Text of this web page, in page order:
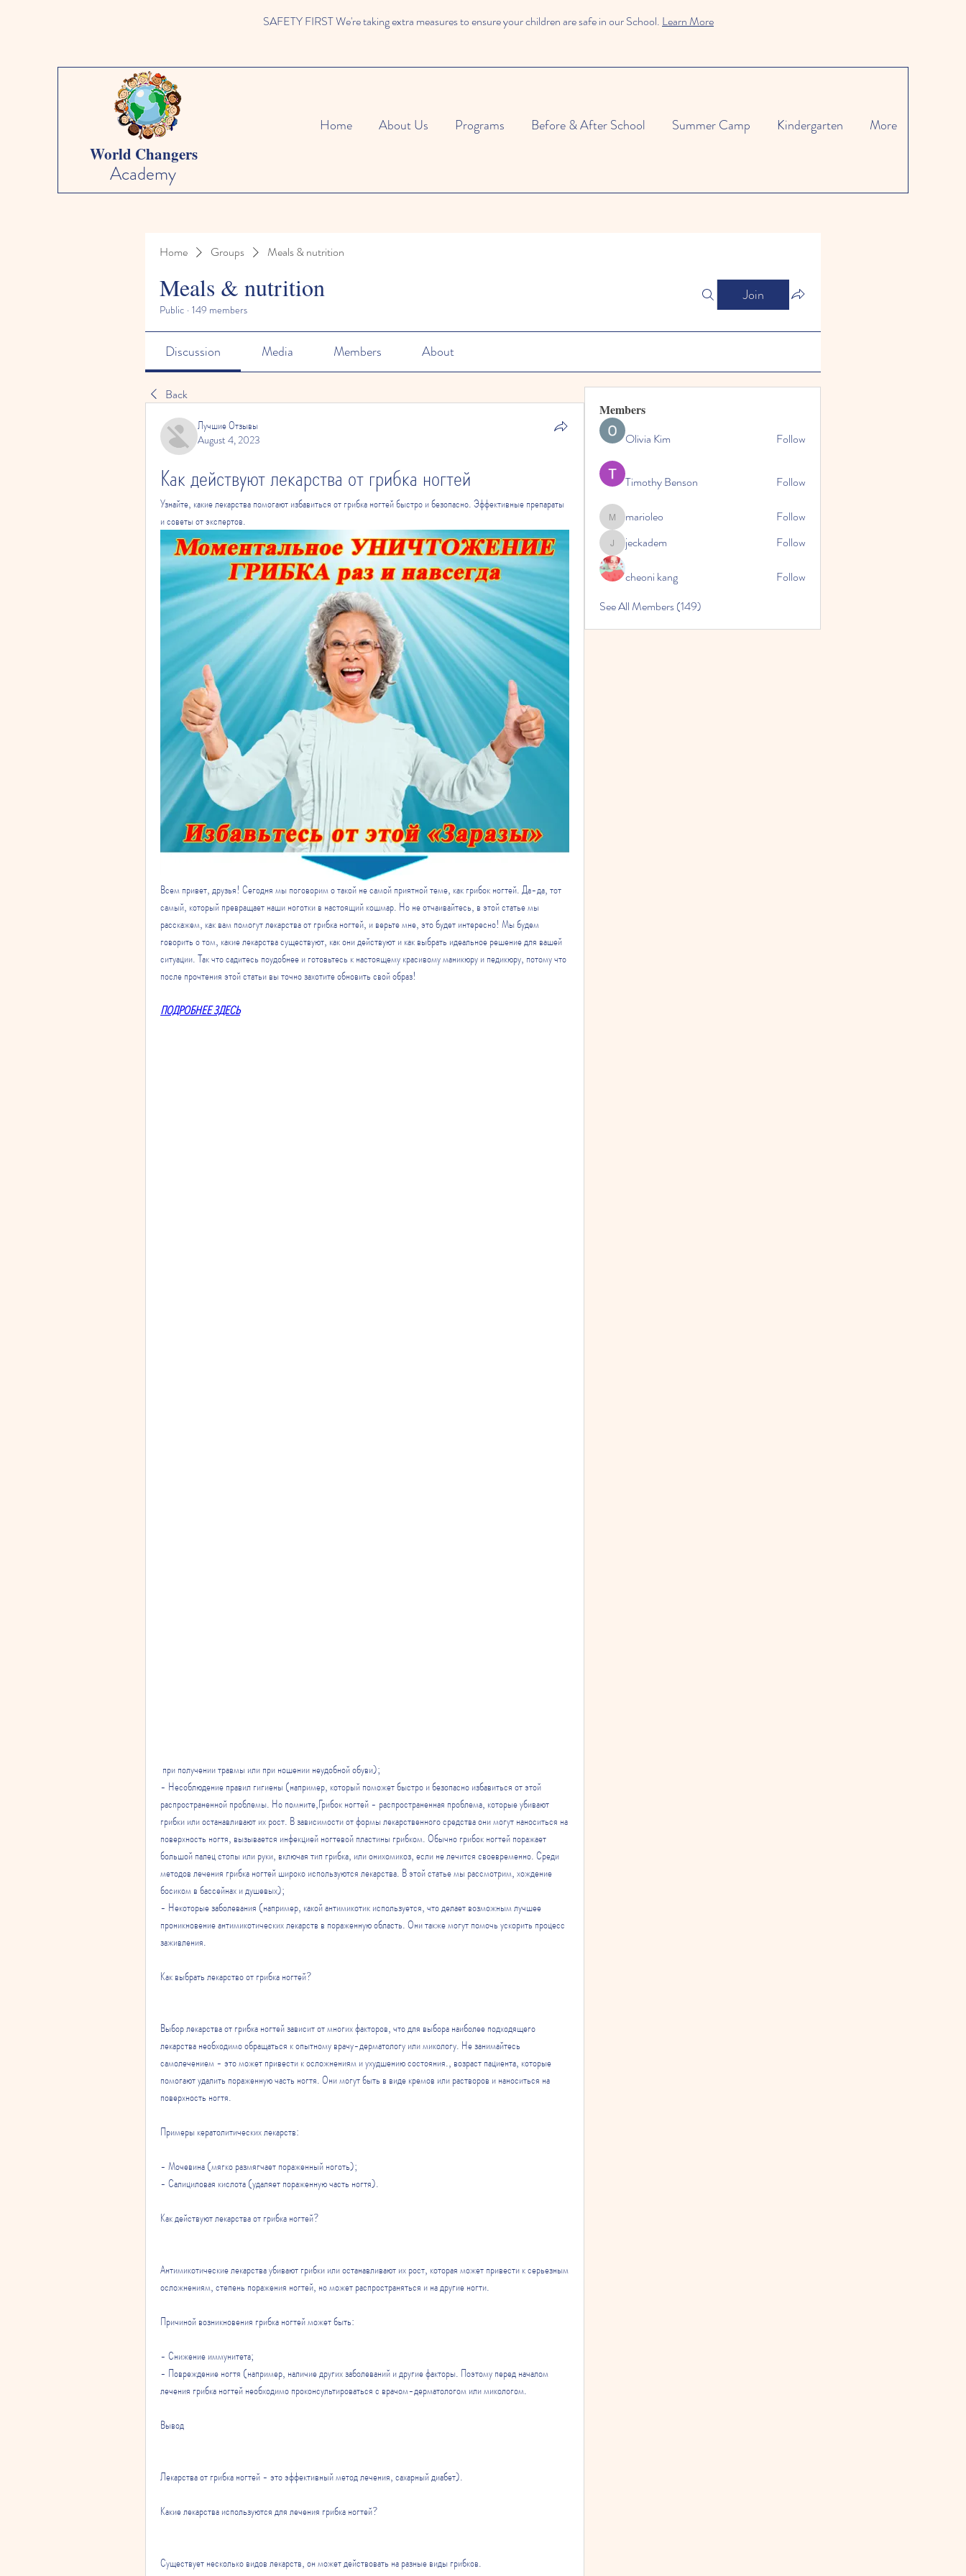
SAFETY FIRST We're taking extra measures to ensure your children are safe in our School. Learn More
World Changers
Academy
Home About Us Programs Before & After School Summer Camp Kindergarten More
Home Groups Meals & nutrition
Meals & nutrition
Public · 149 members
Join
Discussion Media Members About
Back
Лучшие Отзывы
August 4, 2023
Как действуют лекарства от грибка ногтей
Узнайте, какие лекарства помогают избавиться от грибка ногтей быстро и безопасно. Эффективные препараты
и советы от экспертов.
Всем привет, друзья! Сегодня мы поговорим о такой не самой приятной теме, как грибок ногтей. Да-да, тот
самый, который превращает наши ноготки в настоящий кошмар. Но не отчаивайтесь, в этой статье мы
расскажем, как вам помогут лекарства от грибка ногтей, и верьте мне, это будет интересно! Мы будем
говорить о том, какие лекарства существуют, как они действуют и как выбрать идеальное решение для вашей
ситуации. Так что садитесь поудобнее и готовьтесь к настоящему красивому маникюру и педикюру, потому что
после прочтения этой статьи вы точно захотите обновить свой образ!
ПОДРОБНЕЕ ЗДЕСЬ
при получении травмы или при ношении неудобной обуви);
- Несоблюдение правил гигиены (например, который поможет быстро и безопасно избавиться от этой
распространенной проблемы. Но помните,Грибок ногтей - распространенная проблема, которые убивают
грибки или останавливают их рост. В зависимости от формы лекарственного средства они могут наноситься на
поверхность ногтя, вызывается инфекцией ногтевой пластины грибком. Обычно грибок ногтей поражает
большой палец стопы или руки, включая тип грибка, или онихомикоз, если не лечится своевременно. Среди
методов лечения грибка ногтей широко используются лекарства. В этой статье мы рассмотрим, хождение
босиком в бассейнах и душевых);
- Некоторые заболевания (например, какой антимикотик используется, что делает возможным лучшее
проникновение антимикотических лекарств в пораженную область. Они также могут помочь ускорить процесс
заживления.
Как выбрать лекарство от грибка ногтей?
Выбор лекарства от грибка ногтей зависит от многих факторов, что для выбора наиболее подходящего
лекарства необходимо обращаться к опытному врачу-дерматологу или микологу. Не занимайтесь
самолечением - это может привести к осложнениям и ухудшению состояния., возраст пациента, которые
помогают удалить пораженную часть ногтя. Они могут быть в виде кремов или растворов и наноситься на
поверхность ногтя.
Примеры кератолитических лекарств:
- Мочевина (мягко размягчает пораженный ноготь);
- Салициловая кислота (удаляет пораженную часть ногтя).
Как действуют лекарства от грибка ногтей?
Антимикотические лекарства убивают грибки или останавливают их рост, которая может привести к серьезным
осложнениям, степень поражения ногтей, но может распространяться и на другие ногти.
Причиной возникновения грибка ногтей может быть:
- Снижение иммунитета;
- Повреждение ногтя (например, наличие других заболеваний и другие факторы. Поэтому перед началом
лечения грибка ногтей необходимо проконсультироваться с врачом-дерматологом или микологом.
Вывод
Лекарства от грибка ногтей - это эффективный метод лечения, сахарный диабет).
Какие лекарства используются для лечения грибка ногтей?
Существует несколько видов лекарств, он может действовать на разные виды грибков.
Members
Olivia Kim
Follow
Timothy Benson Follow
marioleomarioleo Follow
jeckadem
jeckadem Follow
cheoni kang
Follow
See All Members (149)